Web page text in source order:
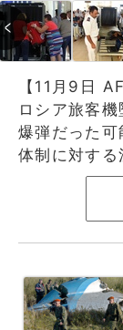
【11月9日
ロシア旅客
爆弾だった
体制に対する